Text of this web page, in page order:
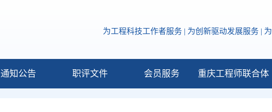
为工程科技工作者服务 | 为创新驱动发展服务 |
通知公告 职评文件 会员服务 重庆工程师联合体